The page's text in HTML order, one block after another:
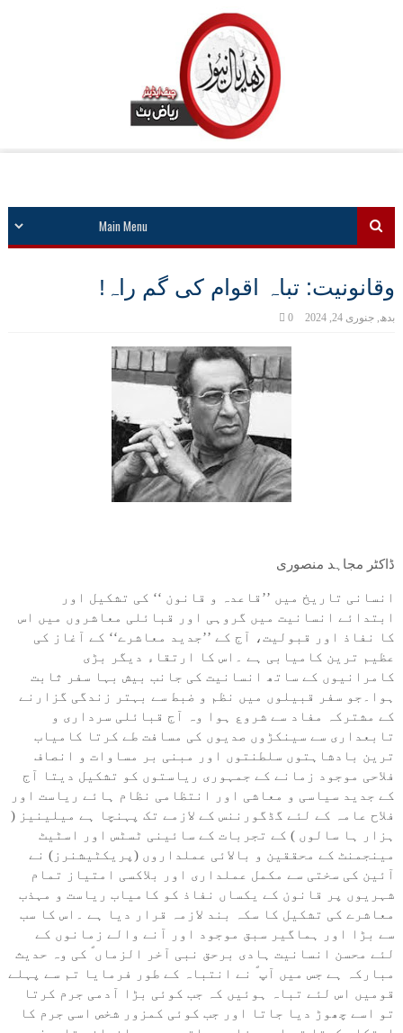
وقانونیت: تباہ اقوام کی گم راہ!
بدھ, جنوری 24, 2024 0
ڈاکٹر مجاہد منصوری
انسانی تاریخ میں ’’قاعدہ و قانون ‘‘ کی تشکیل اور
ابتدائے انسانیت میں گروہی اور قبائلی معاشروں میں اس
کا نفاذ اور قبولیت، آج کے ’’جدید معاشرے‘‘ کے آغاز کی
عظیم ترین کامیابی ہے ۔اس کا ارتقاء دیگر بڑی
کامرانیوں کے ساتھ انسانیت کی جانب بیش بہا سفر ثابت
ہوا۔جو سفر قبیلوں میں نظم و ضبط سے بہتر زندگی گزارنے
کے مشترکہ مفاد سے شروع ہوا وہ آج قبائلی سرداری و
تابعداری سے سینکڑوں صدیوں کی مسافت طے کرتا کامیاب
ترین بادشاہتوں سلطنتوں اور مبنی بر مساوات و انصاف
فلاحی موجود زمانے کے جمہوری ریاستوں کو تشکیل دیتا آج
کے جدید سیاسی و معاشی اور انتظامی نظام ہائے ریاست اور
فلاح عامہ کے لئے گڈگورننس کے لازمے تک پہنچا ہے میلینیز (
ہزار ہا سالوں ) کے تجربات کے سائینی ٹسٹس اور اسٹیٹ
مینجمنٹ کے محققین و بالائی عملداروں (پریکٹیشنرز) نے
آئین کی سختی سے مکمل عملداری اور بلاکسی امتیاز تمام
شہریوں پر قانون کے یکساں نفاذ کو کامیاب ریاست و مہذب
معاشرے کی تشکیل کا سکہ بند لازمہ قرار دیا ہے ۔اس کا سب
سے بڑا اور ہماگیر سبق موجود اور آنے والے زمانوں کے
لئے محسن انسانیت ہادی برحق نبی آخر الزماں ؐ کی وہ حدیث
مبارکہ ہے جس میں آپ ؐ نے انتباہ کے طور فرمایا تم سے پہلے
قومیں اس لئے تباہ ہوئیں کہ جب کوئی بڑا آدمی جرم کرتا
تو اسے چھوڑ دیا جاتا اور جب کوئی کمزور شخص اسی جرم کا